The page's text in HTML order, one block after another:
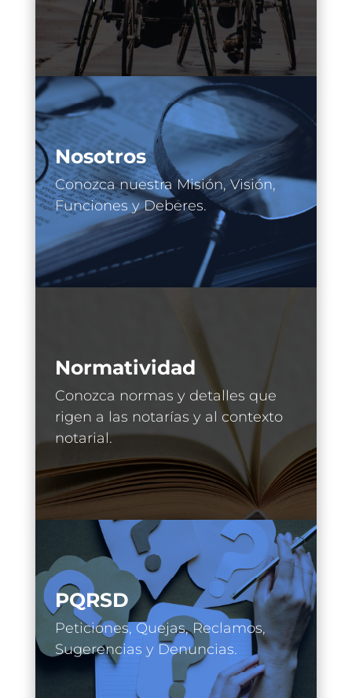
Nosotros
Conozca nuestra Misión, Visión,
Funciones y Deberes.
Normatividad
Conozca normas y detalles que
rigen a las notarías y al contexto
notarial.
PQRSD
Peticiones, Quejas, Reclamos,
Sugerencias y Denuncias.